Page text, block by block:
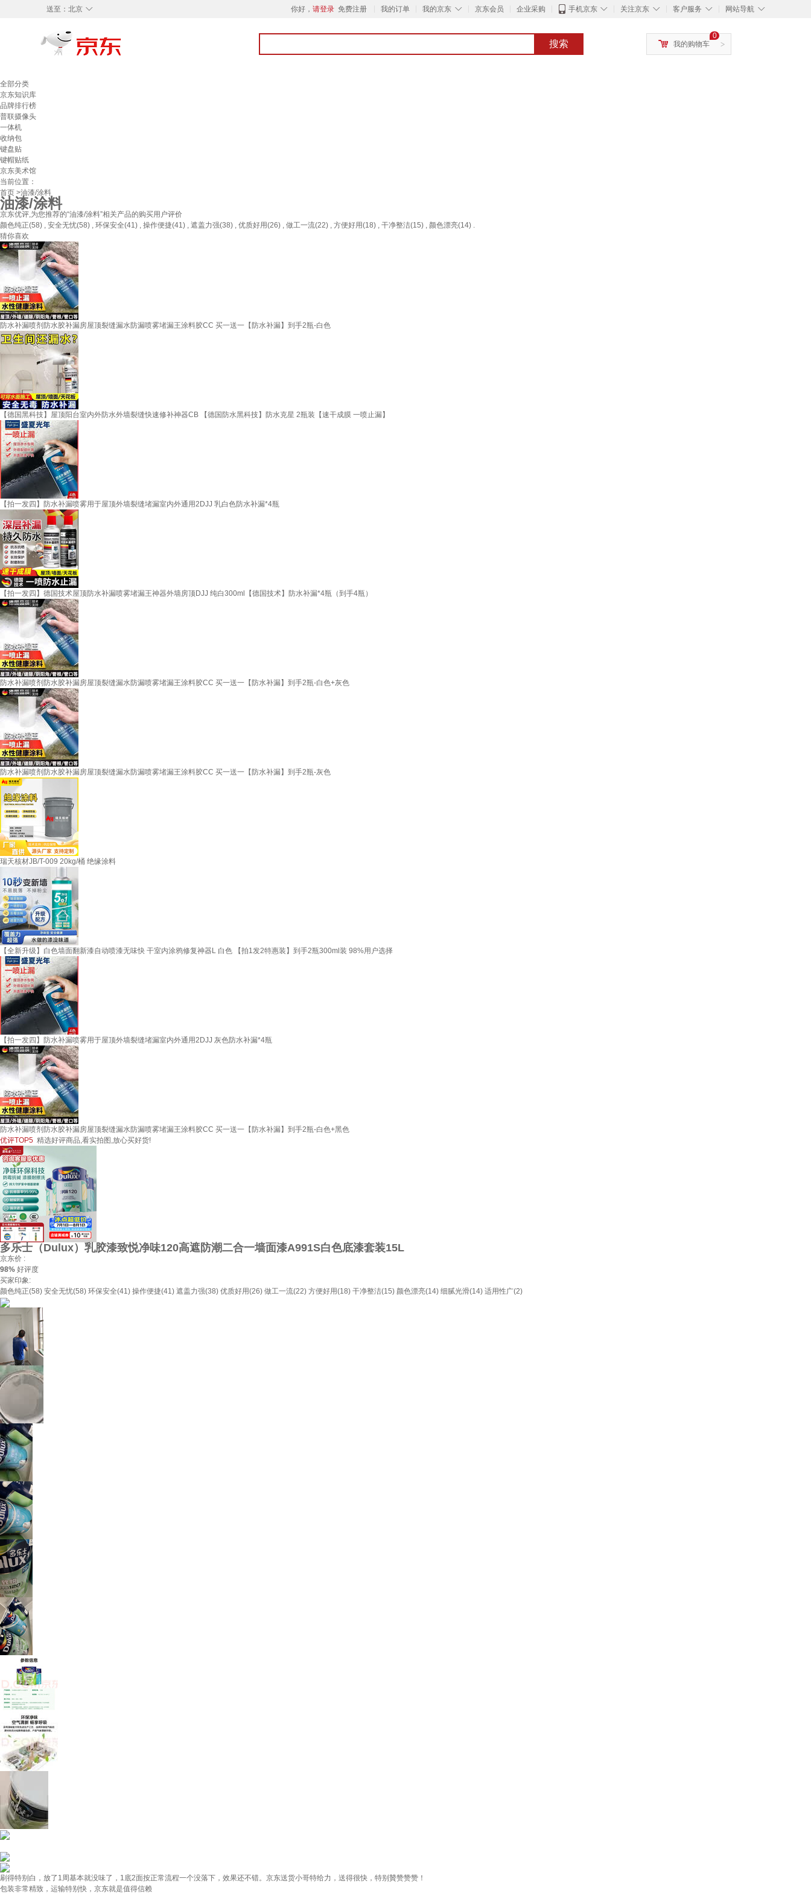
◇
送至： 北京 你好， 请登录 免费注册 我的订单 ◇
我的京东 京东会员 企业采购 ◇
手机京东 ◇
关注京东 ◇
客户服务 ◇
网站导航
搜索 >
0
我的购物车
全部分类
京东知识库
品牌排行榜
普联摄像头
一体机
收纳包
键盘贴
键帽贴纸
京东美术馆
当前位置：
首页 >油漆/涂料
油漆/涂料
京东优评,为您推荐的“油漆/涂料”相关产品的购买用户评价
颜色纯正(58) , 安全无忧(58) , 环保安全(41) , 操作便捷(41) , 遮盖力强(38) , 优质好用(26) , 做工一流(22) , 方便好用(18) , 干净整洁(15) , 颜色漂亮(14) .
猜你喜欢
防水补漏喷剂防水胶补漏房屋顶裂缝漏水防漏喷雾堵漏王涂料胶CC 买一送一【防水补漏】到手2瓶-白色
【德国黑科技】屋顶阳台室内外防水外墙裂缝快速修补神器CB 【德国防水黑科技】防水克星 2瓶装【速干成膜 一喷止漏】
【拍一发四】防水补漏喷雾用于屋顶外墙裂缝堵漏室内外通用2DJJ 乳白色防水补漏*4瓶
【拍一发四】德国技术屋顶防水补漏喷雾堵漏王神器外墙房顶DJJ 纯白300ml【德国技术】防水补漏*4瓶（到手4瓶）
防水补漏喷剂防水胶补漏房屋顶裂缝漏水防漏喷雾堵漏王涂料胶CC 买一送一【防水补漏】到手2瓶-白色+灰色
防水补漏喷剂防水胶补漏房屋顶裂缝漏水防漏喷雾堵漏王涂料胶CC 买一送一【防水补漏】到手2瓶-灰色
瑞天核材JB/T-009 20kg/桶 绝缘涂料
【全新升级】白色墙面翻新漆自动喷漆无味快 干室内涂鸦修复神器L 白色 【拍1发2特惠装】到手2瓶300ml装 98%用户选择
【拍一发四】防水补漏喷雾用于屋顶外墙裂缝堵漏室内外通用2DJJ 灰色防水补漏*4瓶
防水补漏喷剂防水胶补漏房屋顶裂缝漏水防漏喷雾堵漏王涂料胶CC 买一送一【防水补漏】到手2瓶-白色+黑色
优评TOP5 精选好评商品,看实拍图,放心买好货!
多乐士（Dulux）乳胶漆致悦净味120高遮防潮二合一墙面漆A991S白色底漆套装15L
京东价 :
98% 好评度
买家印象:
颜色纯正(58) 安全无忧(58) 环保安全(41) 操作便捷(41) 遮盖力强(38) 优质好用(26) 做工一流(22) 方便好用(18) 干净整洁(15) 颜色漂亮(14) 细腻光滑(14) 适用性广(2)
刷得特别白，放了1周基本就没味了，1底2面按正常流程一个没落下，效果还不错。京东送货小哥特给力，送得很快，特别贊赞赞赞！
包装非常精致，运输特别快，京东就是值得信赖